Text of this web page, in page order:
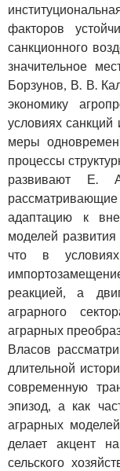
факторов
санкционного
значительное
Борзунов, В. В.
экономику
условиях санкций
меры
процессы
развивают Е.
адаптацию к
моделей
что в условиях
реакцией, а
аграрного
аграрных
Власов
длительной
современную
эпизод, а как
аграрных
делает акцент
сельского